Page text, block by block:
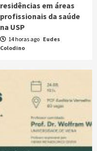
residências em áreas
profissionais da saúde
na USP
14 horas ago Eudes
Colodino